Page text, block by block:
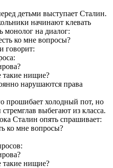
детьми выступает Сталин.
начинают клевать
монолог на диалог:
ко мне вопросы?
говорит:
такие нищие?
нарушаются права
прошибает холодный пот, но
выбегают из класса.
Сталин опять спрашивает:
ко мне вопросы?
такие нищие?